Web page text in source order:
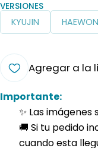
VERSIONES
KYUJIN HAEWON
Agregar a la
Importante:
✨ Las imágenes
🚚 Si tu pedido
cuando esta